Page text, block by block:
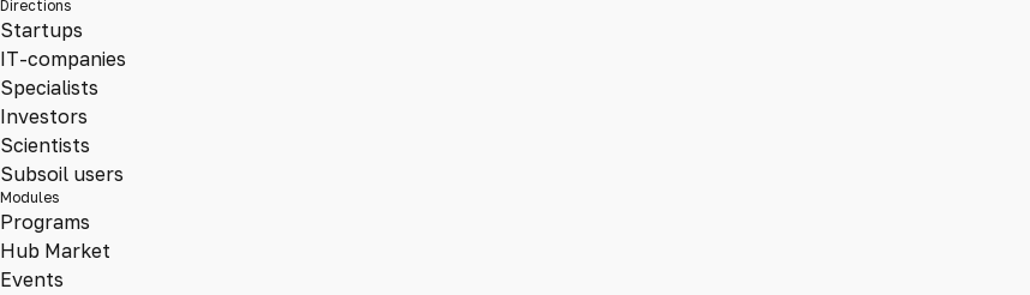
Directions
Startups
IT-companies
Specialists
Investors
Scientists
Subsoil users
Modules
Programs
Hub Market
Events